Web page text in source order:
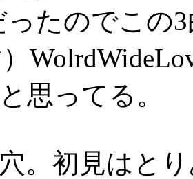
ったのでこの
思ってる。
。初見はと